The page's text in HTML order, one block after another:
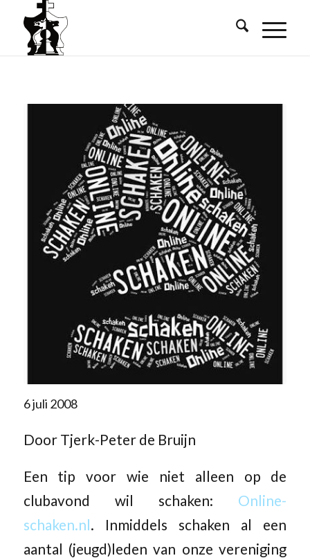
6 juli 2008
Door Tjerk-Peter de Bruijn
Een tip voor wie niet alleen op de
clubavond wil schaken: Online-
schaken.nl. Inmiddels schaken al een
aantal (jeugd)leden van onze vereniging